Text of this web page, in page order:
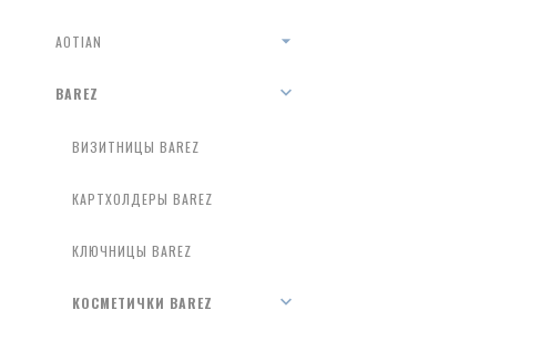
AOTIAN
BAREZ
ВИЗИТНИЦЫ BAREZ
КАРТХОЛДЕРЫ BAREZ
КЛЮЧНИЦЫ BAREZ
КОСМЕТИЧКИ BAREZ